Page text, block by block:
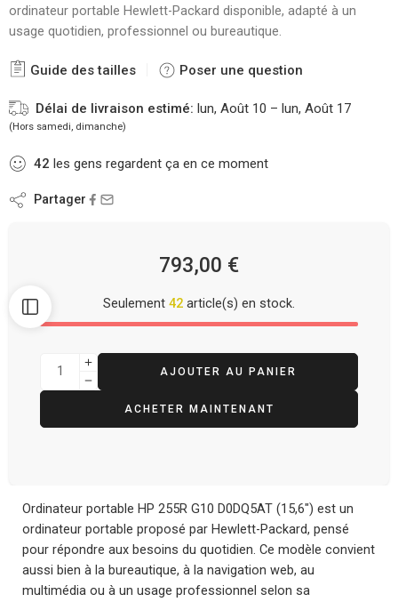
ordinateur portable Hewlett-Packard disponible, adapté à un
usage quotidien, professionnel ou bureautique.
Guide des tailles Poser une question
Délai de livraison estimé: lun, Août 10 – lun, Août 17
(Hors samedi, dimanche)
42 les gens regardent ça en ce moment
Partager
793,00 €
Seulement 42 article(s) en stock.
AJOUTER AU PANIER
ACHETER MAINTENANT
Ordinateur portable HP 255R G10 D0DQ5AT (15,6″) est un
ordinateur portable proposé par Hewlett-Packard, pensé
pour répondre aux besoins du quotidien. Ce modèle convient
aussi bien à la bureautique, à la navigation web, au
multimédia ou à un usage professionnel selon sa